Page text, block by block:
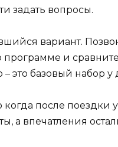
задать вопросы.
вариант.
и сравните
это базовый набор у
после поездки
а впечатления